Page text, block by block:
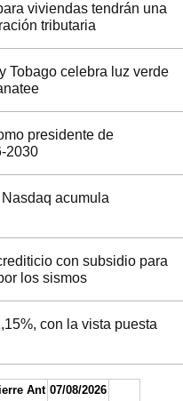
viviendas tendrán una
tributaria
Tobago celebra luz verde
presidente de
2030
acumula
con subsidio para
los sismos
con la vista puesta
Ant 07/08/2026